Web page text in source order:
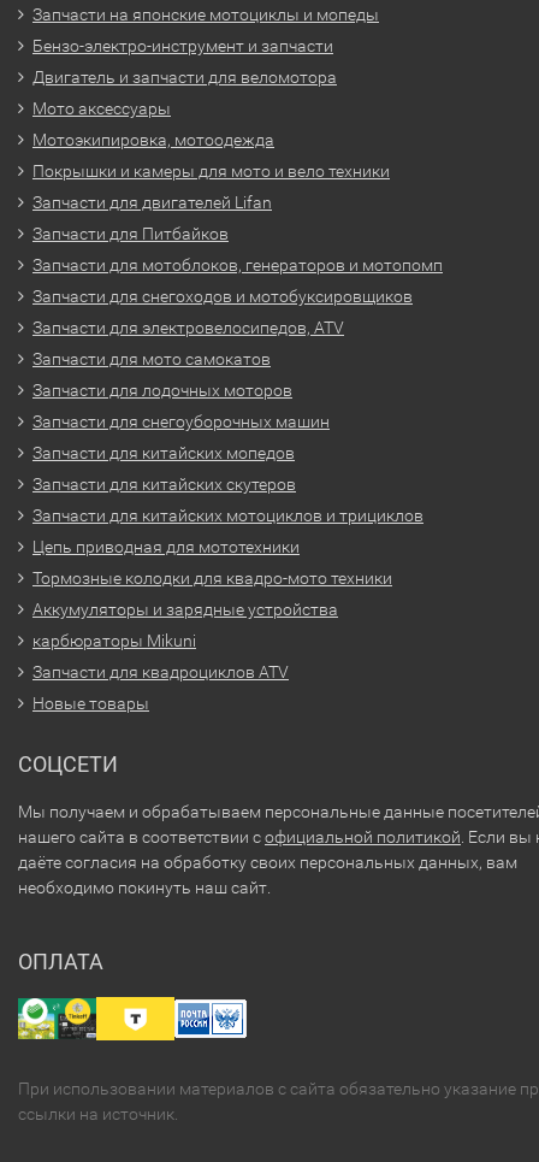
Запчасти на японские мотоциклы и мопеды
Бензо-электро-инструмент и запчасти
Двигатель и запчасти для веломотора
Мото аксессуары
Мотоэкипировка, мотоодежда
Покрышки и камеры для мото и вело техники
Запчасти для двигателей Lifan
Запчасти для Питбайков
Запчасти для мотоблоков, генераторов и мотопомп
Запчасти для снегоходов и мотобуксировщиков
Запчасти для электровелосипедов, ATV
Запчасти для мото самокатов
Запчасти для лодочных моторов
Запчасти для снегоуборочных машин
Запчасти для китайских мопедов
Запчасти для китайских скутеров
Запчасти для китайских мотоциклов и трициклов
Цепь приводная для мототехники
Тормозные колодки для квадро-мото техники
Аккумуляторы и зарядные устройства
карбюраторы Mikuni
Запчасти для квадроциклов ATV
Новые товары
СОЦСЕТИ
Мы получаем и обрабатываем персональные данные
нашего сайта в соответствии софициальной политикой . Если вы
даёте согласия на обработку своих персональных данных, вам
необходимо покинуть наш сайт.
ОПЛАТА
При использовании материалов с сайта обязательно указание
ссылки на источник.